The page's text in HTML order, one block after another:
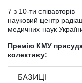
7 з 10-ти співавторів
науковий центр
медичних наук
Премію КМУ
колективу:
БАЗИЦІ